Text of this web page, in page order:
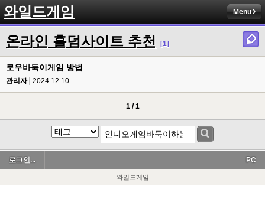
와일드게임 Menu
온라인 홀덤사이트 추천 [1]
로우바둑이게임 방법
관리자 2024.12.10
1 / 1
로그인... PC
와일드게임